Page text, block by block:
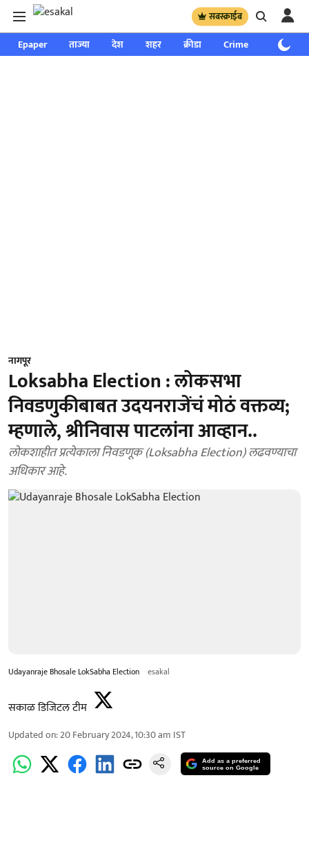
सबस्क्राईब
Epaper ताज्या देश शहर क्रीडा Crime साप्ताहिक
नागपूर
Loksabha Election : लोकसभा
निवडणुकीबाबत उदयनराजेंचं मोठं वक्तव्य;
म्हणाले, श्रीनिवास पाटलांना आव्हान..
लोकशाहीत प्रत्येकाला निवडणूक (Loksabha Election) लढवण्याचा
अधिकार आहे.
Udayanraje Bhosale LokSabha Election esakal
सकाळ डिजिटल टीम
Updated on:20 February 2024, 10:30 am IST
Add as a preferred
source on Google